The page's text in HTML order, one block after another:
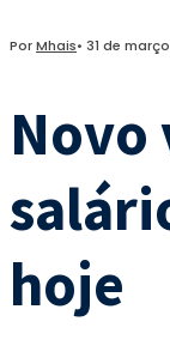
PorMhais• 31 de
Novo
hoje